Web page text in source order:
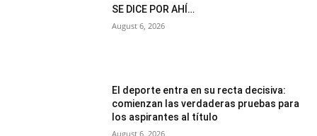
SE DICE POR AHÍ…
August 6, 2026
El deporte entra en su recta decisiva:
comienzan las verdaderas pruebas para
los aspirantes al título
August 6, 2026